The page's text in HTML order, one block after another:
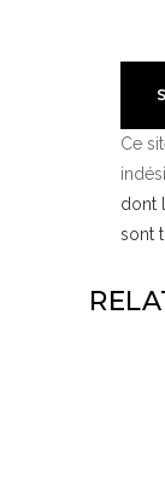
Ce
dont
sont